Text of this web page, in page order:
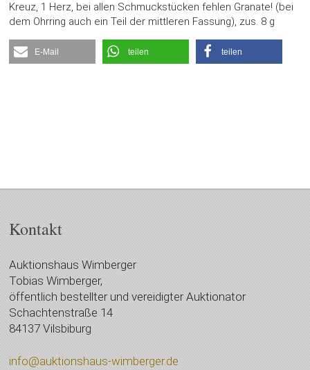
Kreuz, 1 Herz, bei allen Schmuckstücken fehlen Granate! (bei
dem Ohrring auch ein Teil der mittleren Fassung), zus. 8 g
E-Mail teilen teilen
Kontakt
Auktionshaus Wimberger
Tobias Wimberger,
öffentlich bestellter und vereidigter Auktionator
Schachtenstraße 14
84137 Vilsbiburg
info@auktionshaus-wimberger.de